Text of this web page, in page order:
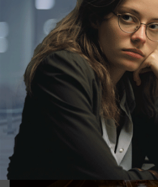
Новые дорожные
трассу А-147 на Кубани
Новые устройства
Краснодарском крае